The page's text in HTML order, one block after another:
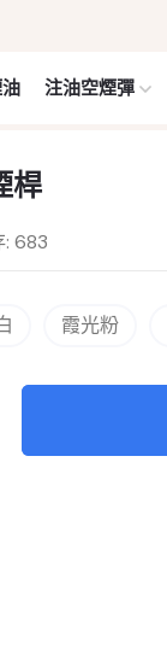
注油空煙彈
桿
: 683
霞光粉